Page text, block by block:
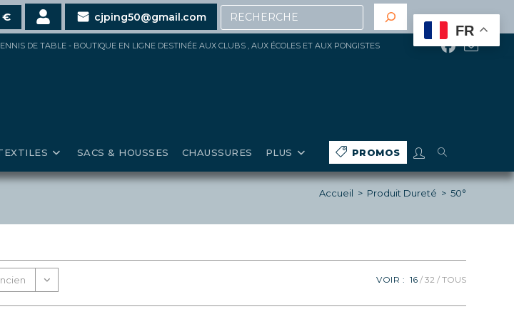
pour 150€ et jusqu’à20%au-delà de 200€ d’achat (hors gros matériels, réduction,
€ cjping50@gmail.com Recherche
DE TABLE - BOUTIQUE EN LIGNE DESTINÉE AUX CLUBS , AUX ÉCOLES ET AUX PONGISTES
SACS & HOUSSES CHAUSSURES PLUS PROMOS
TOGGLE
WEBSITE
SEARCH
Accueil > Produit Dureté > 50°
VOIR : 16 32 TOUS
FR